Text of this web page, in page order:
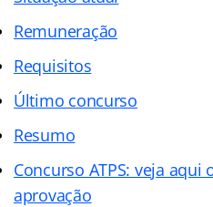
Remuneração
Requisitos
Último concurso
Resumo
Concurso ATPS: veja aqui
aprovação